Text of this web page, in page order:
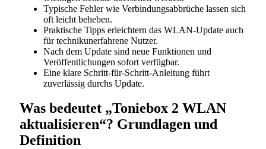
Typische Fehler wie Verbindungsabbrüche lassen sich
oft leicht beheben.
Praktische Tipps erleichtern das WLAN-Update auch
für technikunerfahrene Nutzer.
Nach dem Update sind neue Funktionen und
Veröffentlichungen sofort verfügbar.
Eine klare Schritt-für-Schritt-Anleitung führt
zuverlässig durchs Update.
Was bedeutet „Toniebox 2 WLAN
aktualisieren“? Grundlagen und
Definition